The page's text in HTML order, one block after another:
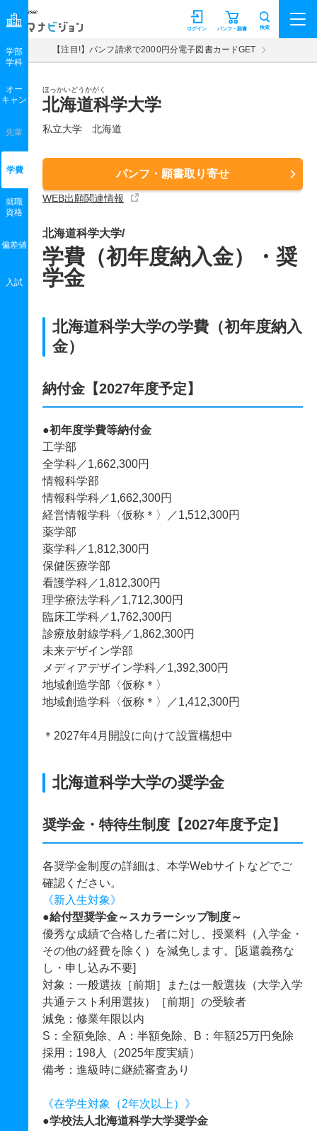
マナビジョン パンフ・願書
ログイン 検索
【注目!】パンフ請求で2000円分電子図書カードGET
ほっかいどうかがく
北海道科学大学
私立大学 北海道
パンフ・願書取り寄せ
WEB出願関連情報
学部
学科
オー
キャン
先輩
学費
就職
資格
偏差値
入試
北海道科学大学/
学費（初年度納入金）・奨
学金
北海道科学大学の学費（初年度納入
金）
納付金【2027年度予定】
●初年度学費等納付金
工学部
全学科／1,662,300円
情報科学部
情報科学科／1,662,300円
経営情報学科〈仮称＊〉／1,512,300円
薬学部
薬学科／1,812,300円
保健医療学部
看護学科／1,812,300円
理学療法学科／1,712,300円
臨床工学科／1,762,300円
診療放射線学科／1,862,300円
未来デザイン学部
メディアデザイン学科／1,392,300円
地域創造学部〈仮称＊〉
地域創造学科〈仮称＊〉／1,412,300円
＊2027年4月開設に向けて設置構想中
北海道科学大学の奨学金
奨学金・特待生制度【2027年度予定】
各奨学金制度の詳細は、本学Webサイトなどでご
確認ください。
《新入生対象》
●給付型奨学金～スカラーシップ制度～
優秀な成績で合格した者に対し、授業料（入学金・
その他の経費を除く）を減免します。[返還義務な
し・申し込み不要]
対象：一般選抜［前期］または一般選抜（大学入学
共通テスト利用選抜）［前期］の受験者
減免：修業年限以内
S：全額免除、A：半額免除、B：年額25万円免除
採用：198人（2025年度実績）
備考：進級時に継続審査あり
《在学生対象（2年次以上）》
●学校法人北海道科学大学奨学金